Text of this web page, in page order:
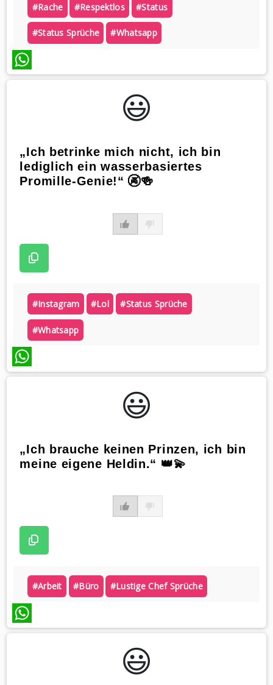
#rache #respektlos #status
#status Sprüche #whatsapp
WhatsApp
😃️
„Ich betrinke mich nicht, ich bin
lediglich ein wasserbasiertes
Promille-Genie!“ 🚱🍻
#instagram #lol #status Sprüche
#whatsapp
WhatsApp
😃️
„Ich brauche keinen Prinzen, ich bin
meine eigene Heldin.“ 👑💫
#arbeit #büro #lustige Chef Sprüche
WhatsApp
😃️